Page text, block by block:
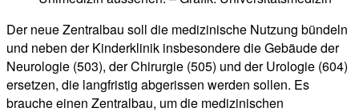
Der neue Zentralbau soll die medizinische Nutzung bündeln
und neben der Kinderklinik insbesondere die Gebäude der
Neurologie (503), der Chirurgie (505) und der Urologie (604)
ersetzen, die langfristig abgerissen werden sollen. Es
brauche einen Zentralbau, um die medizinischen